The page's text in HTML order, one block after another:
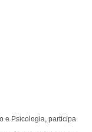
e Psicologia, participa